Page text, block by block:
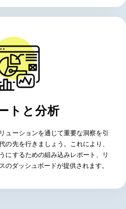
トと分析
ューションを通じて重要な洞察を引
の先を行きましょう。これにより、
にするための組み込みレポート、リ
のダッシュボードが提供されます。